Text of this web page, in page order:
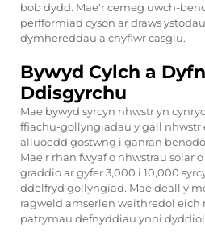
bob dydd. Mae'r cemeg uwch-
perfformiad cyson ar draws
dymhereddau a chyflwr casglu.
Bywyd Cylch a
Ddisgyrchu
Mae bywyd syrcyn nhwstr yn
ffiachu-gollyngiadau y gall nhwstr
alluoedd gostwng i ganran
Mae'r rhan fwyaf o nhwstrau solar
graddio ar gyfer 3,000 i 10,000
ddelfryd gollyngiad. Mae deall y
ragweld amserlen weithredol eich
patrymau defnyddiau ynni